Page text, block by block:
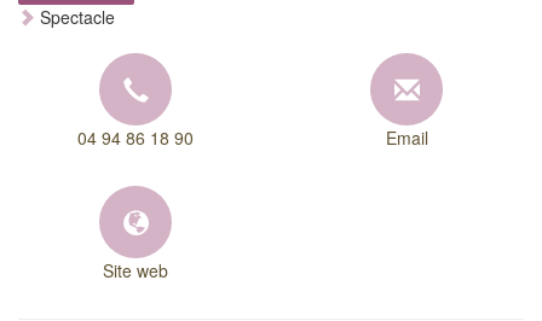
Spectacle
04 94 86 18 90 Email
Site web